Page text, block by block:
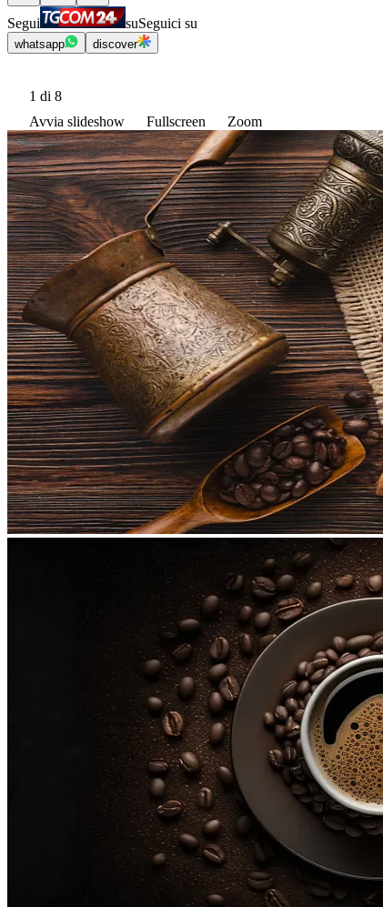
Segui suSeguici su
whatsapp discover
1 di 8
Avvia slideshow
Fullscreen Zoom